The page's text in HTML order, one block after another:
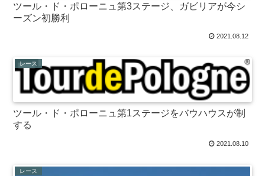
ツール・ド・ポローニュ第3ステージ、ガビリアが今シ
ーズン初勝利
2021.08.12
レース
ツール・ド・ポローニュ第1ステージをバウハウスが制
する
2021.08.10
レース